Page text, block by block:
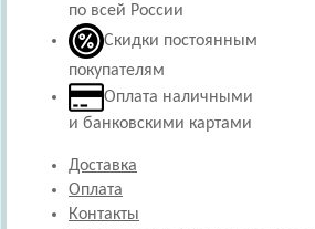
по всей России
Скидки постоянным
покупателям
Оплата наличными
и банковскими картами
Доставка
Оплата
Контакты